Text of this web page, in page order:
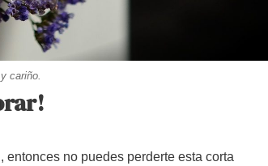
cariño.
no puedes perderte esta corta